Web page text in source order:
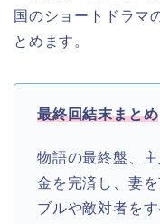
国のショートドラマ
とめます。
最終回結末まとめ
物語の最終盤、
金を完済し、妻
ブルや敵対者を